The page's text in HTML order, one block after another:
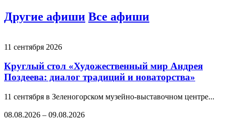
Другие афиши Все афиши
11 сентября 2026
Круглый стол «Художественный мир Андрея
Поздеева: диалог традиций и новаторства»
11 сентября в Зеленогорском музейно-выставочном центре...
08.08.2026 – 09.08.2026